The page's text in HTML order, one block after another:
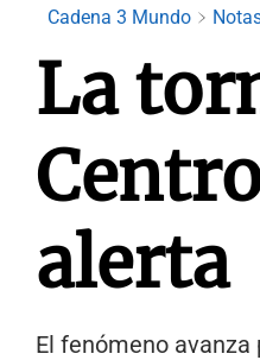
Cadena 3 Mundo
La
alerta
El fenómeno